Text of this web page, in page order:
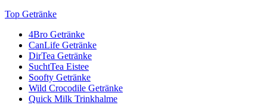
Top Getränke
4Bro Getränke
CanLife Getränke
DirTea Getränke
SuchtTea Eistee
Soofty Getränke
Wild Crocodile Getränke
Quick Milk Trinkhalme